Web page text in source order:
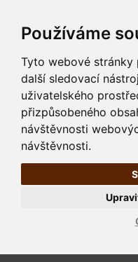
Používáme
Tyto webové stránky
další sledovací
uživatelského
přizpůsobeného
návštěvnosti
návštěvnosti.